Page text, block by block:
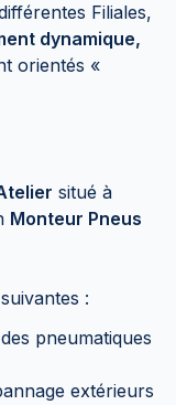
Filiales,
dynamique,
orientés «
situé à
Monteur Pneus
:
pneumatiques
extérieurs